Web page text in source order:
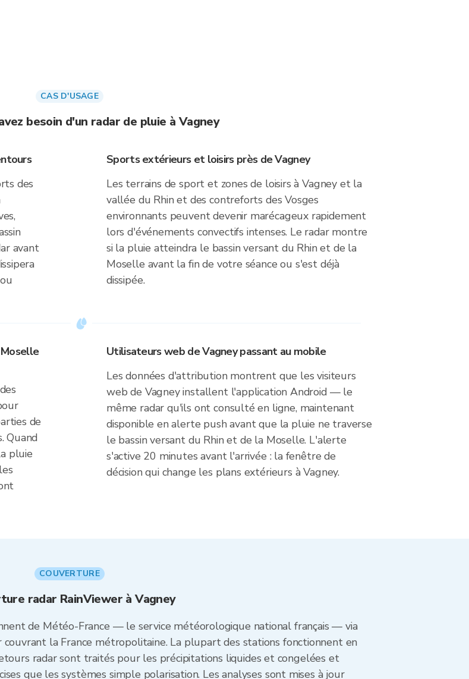
CAS D'USAGE
besoin d'un radar de pluie à Vagney
des
avant
Sports extérieurs et loisirs près de Vagney
Les terrains de sport et zones de loisirs à Vagney et la
vallée du Rhin et des contreforts des Vosges
environnants peuvent devenir marécageux rapidement
lors d'événements convectifs intenses. Le radar montre
si la pluie atteindra le bassin versant du Rhin et de la
Moselle avant la fin de votre séance ou s'est déjà
dissipée.
de
Quand
pluie
Utilisateurs web de Vagney passant au mobile
Les données d'attribution montrent que les visiteurs
web de Vagney installent l'application Android — le
même radar qu'ils ont consulté en ligne, maintenant
disponible en alerte push avant que la pluie ne traverse
le bassin versant du Rhin et de la Moselle. L'alerte
s'active 20 minutes avant l'arrivée : la fenêtre de
décision qui change les plans extérieurs à Vagney.
COUVERTURE
radar RainViewer à Vagney
de Météo-France — le service météorologique national français — via
la France métropolitaine. La plupart des stations fonctionnent en
radar sont traités pour les précipitations liquides et congelées et
que les systèmes simple polarisation. Les analyses sont mises à jour